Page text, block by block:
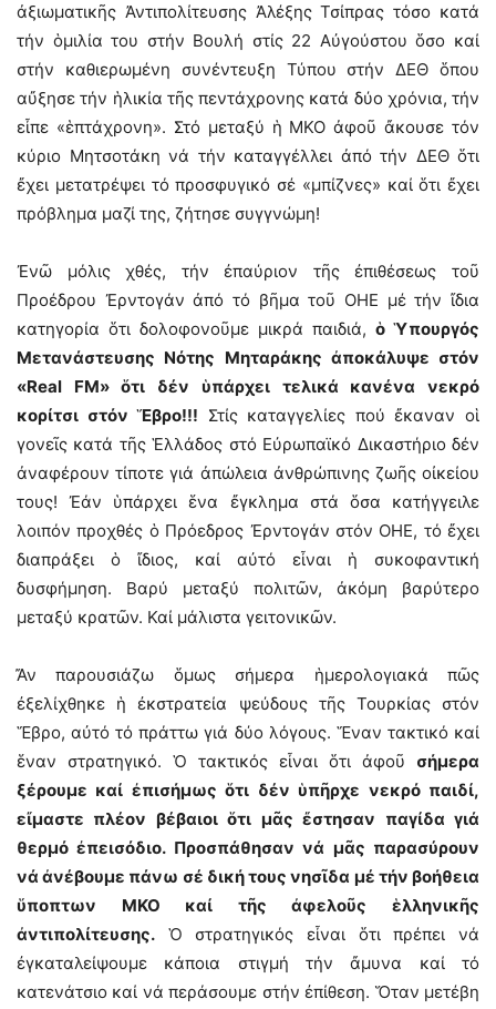
ἀξιωματικῆς Ἀντιπολίτευσης Ἀλέξης Τσίπρας τόσο κατά
τήν ὁμιλία του στήν Βουλή στίς 22 Αὐγούστου ὅσο καί
στήν καθιερωμένη συνέντευξη Τύπου στήν ΔΕΘ ὅπου
αὔξησε τήν ἡλικία τῆς πεντάχρονης κατά δύο χρόνια, τήν
εἶπε «ἑπτάχρονη». Στό μεταξύ ἡ ΜΚΟ ἀφοῦ ἄκουσε τόν
κύριο Μητσοτάκη νά τήν καταγγέλλει ἀπό τήν ΔΕΘ ὅτι
ἔχει μετατρέψει τό προσφυγικό σέ «μπίζνες» καί ὅτι ἔχει
πρόβλημα μαζί της, ζήτησε συγγνώμη!
Ἐνῶ μόλις χθές, τήν ἐπαύριον τῆς ἐπιθέσεως τοῦ
Προέδρου Ἐρντογάν ἀπό τό βῆμα τοῦ ΟΗΕ μέ τήν ἴδια
κατηγορία ὅτι δολοφονοῦμε μικρά παιδιά, ὁ Ὑπουργός
Μετανάστευσης Νότης Μηταράκης ἀποκάλυψε στόν
«Real FΜ» ὅτι δέν ὑπάρχει τελικά κανένα νεκρό
κορίτσι στόν Ἕβρο!!! Στίς καταγγελίες πού ἔκαναν οἱ
γονεῖς κατά τῆς Ἑλλάδος στό Εὐρωπαϊκό Δικαστήριο δέν
ἀναφέρουν τίποτε γιά ἀπώλεια ἀνθρώπινης ζωῆς οἰκείου
τους! Ἐάν ὑπάρχει ἕνα ἔγκλημα στά ὅσα κατήγγειλε
λοιπόν προχθές ὁ Πρόεδρος Ἐρντογάν στόν ΟΗΕ, τό ἔχει
διαπράξει ὁ ἴδιος, καί αὐτό εἶναι ἡ συκοφαντική
δυσφήμηση. Βαρύ μεταξύ πολιτῶν, ἀκόμη βαρύτερο
μεταξύ κρατῶν. Καί μάλιστα γειτονικῶν.
Ἄν παρουσιάζω ὅμως σήμερα ἡμερολογιακά πῶς
ἐξελίχθηκε ἡ ἐκστρατεία ψεύδους τῆς Τουρκίας στόν
Ἕβρο, αὐτό τό πράττω γιά δύο λόγους. Ἕναν τακτικό καί
ἕναν στρατηγικό. Ὁ τακτικός εἶναι ὅτι ἀφοῦ σήμερα
ξέρουμε καί ἐπισήμως ὅτι δέν ὑπῆρχε νεκρό παιδί,
εἴμαστε πλέον βέβαιοι ὅτι μᾶς ἔστησαν παγίδα γιά
θερμό ἐπεισόδιο. Προσπάθησαν νά μᾶς παρασύρουν
νά ἀνέβουμε πάνω σέ δική τους νησῖδα μέ τήν βοήθεια
ὕποπτων ΜΚΟ καί τῆς ἀφελοῦς ἑλληνικῆς
ἀντιπολίτευσης. Ὁ στρατηγικός εἶναι ὅτι πρέπει νά
ἐγκαταλείψουμε κάποια στιγμή τήν ἄμυνα καί τό
κατενάτσιο καί νά περάσουμε στήν ἐπίθεση. Ὅταν μετέβη